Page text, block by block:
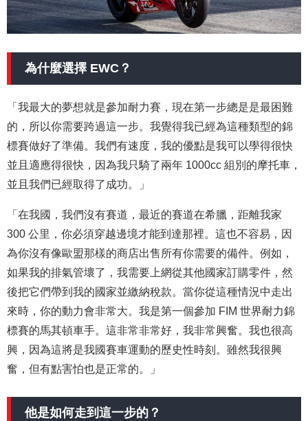
為什麼選擇 EWC？
「我最大的夢想就是參加耐力賽，現在第一步總是是最困難
的，所以你需要跨過這一步。我覺得我已經為這種類型的錦
標賽做好了準備。我們有速度，我的優點是我可以學得很快
並且適應得很快，因為我只騎了兩年 1000cc 組別的摩托車，
並且我們已經取得了成功。」
「在我國，我們沒有賽道，最近的賽道在希臘，距離我家
300 公里，你必須穿越邊境才能到達那裡。這也不容易，因
為你沒有像歐盟那樣的商店出售所有你需要的備件。例如，
如果我的排氣管壞了，我需要上網從其他國家訂購零件，然
後把它們帶到我的國家並繳納稅款。當你從這種情況中走出
來時，你的動力會非常大。我是第一個參加 FIM 世界耐力錦
標賽的馬其頓車手。這非常非常好，我非常興奮。我也很高
興，因為這將是我國賽車運動的歷史性時刻。雖然我很興
奮，但有點害怕也是正常的。」
他是如何走到這一步的？